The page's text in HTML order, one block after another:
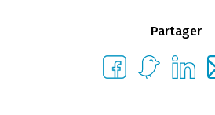
Partager